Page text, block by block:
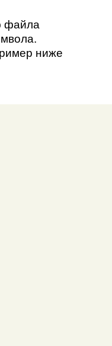
файла
ниже